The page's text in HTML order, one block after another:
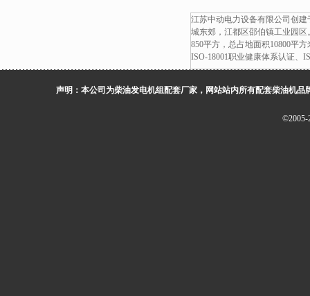
22G/1103A-33G/1103A-
33TG1/1103A-33TG2/
44TG1。厂价直销欢
13773399855。
江苏中动电力设备有限公司创
城东郊，江都区邵伯镇工业园
850平方，总占地面积10800平
ISO-18001职业健康体系认证、
声明：本公司为柴油发电机组配套厂家，网站站内所有配套柴油机